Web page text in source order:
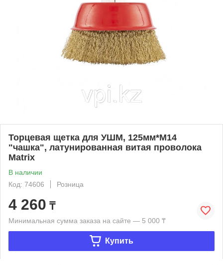
Торцевая щетка для УШМ, 125мм*М14
"чашка", латунированная витая проволока
Matrix
В наличии
Код: 74606
Розница
4 260 ₸
Минимальная сумма заказа на сайте — 5 000 ₸
Купить